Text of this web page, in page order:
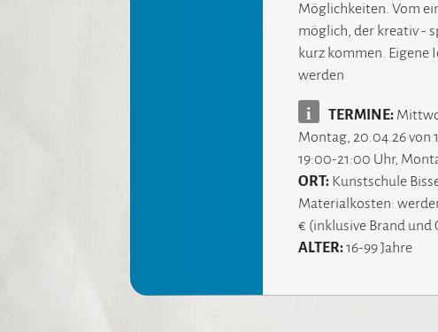
Möglichkeiten. Vom
möglich, der kreativ -
kurz kommen. Eigene
werden
i TERMINE:
Montag, 20.04.26 von
19:00-21:00 Uhr,
ORT: Kunstschule
Materialkosten:
€ (inklusive Brand und
ALTER:16-99 Jahre